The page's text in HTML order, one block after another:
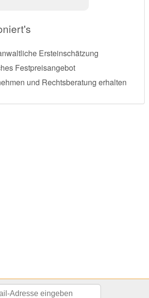
Ersteinschätzung
Festpreisangebot
und Rechtsberatung erhalten